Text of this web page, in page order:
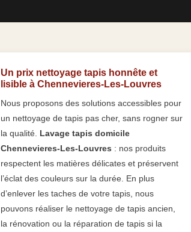
Un prix nettoyage tapis honnête et
lisible à Chennevieres-Les-Louvres
Nous proposons des solutions accessibles pour
un nettoyage de tapis pas cher, sans rogner sur
la qualité. Lavage tapis domicile
Chennevieres-Les-Louvres : nos produits
respectent les matières délicates et préservent
l’éclat des couleurs sur la durée. En plus
d’enlever les taches de votre tapis, nous
pouvons réaliser le nettoyage de tapis ancien,
la rénovation ou la réparation de tapis si la